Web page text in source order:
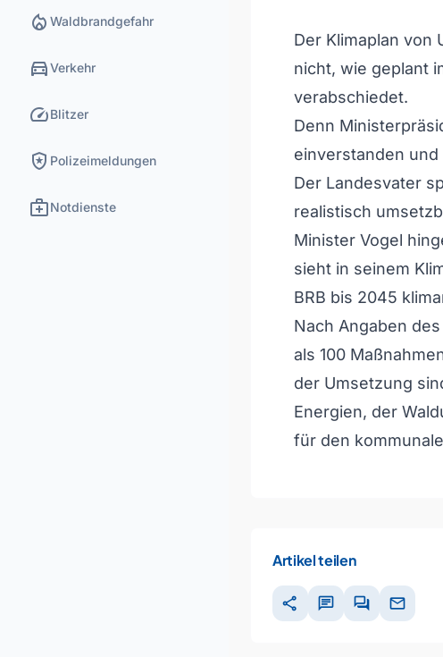
local_fire_department Waldbrandgefahr
directions_carVerkehr
speedBlitzer
local_police Polizeimeldungen
medical_servicesNotdienste
Der Klimaplan von
nicht, wie geplant
verabschiedet.
Denn
einverstanden
Der Landesvater
realistisch
Minister Vogel
sieht in seinem
BRB bis 2045
Nach Angaben
als 100
der Umsetzung
Energien, der
für den
Artikel teilen
share chat forum mail